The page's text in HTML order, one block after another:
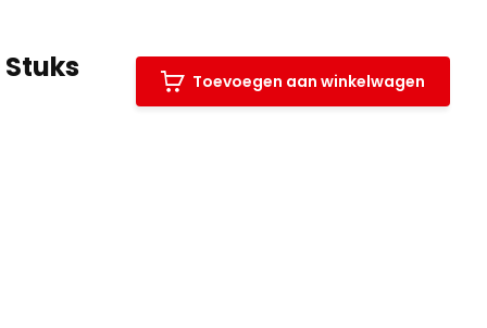
Toevoegen aan winkelwagen